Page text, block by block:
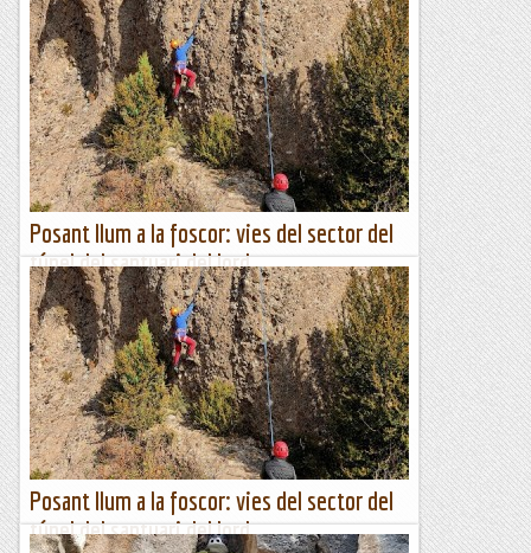
Primera esquiada per el sector de Porté
Aquesta darrera setmana ha deixat el Pirineu Oriental de
color blanquet, això ha fet que passi a tenir una imatge més
bonica i d'hivern, però no tot és tirar coets!,...
Aire de Muntanyes
Posant llum a la foscor: vies del sector del
túnel del santuari del lord
Per arribar-nos al santuari del Lord (Sant Llorenç de
Morunys) hem de passar un túnel. Al marge sud hi ha un
sector d’escalada on sempre es troben escaladors – de fet
hi...
Escalada per a tontos
Posant llum a la foscor: vies del sector del
túnel del santuari del lord